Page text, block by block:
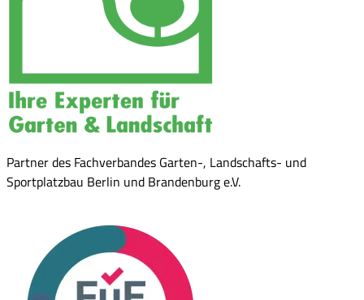
Partner des Fachverbandes Garten-, Landschafts- und
Sportplatzbau Berlin und Brandenburg e.V.